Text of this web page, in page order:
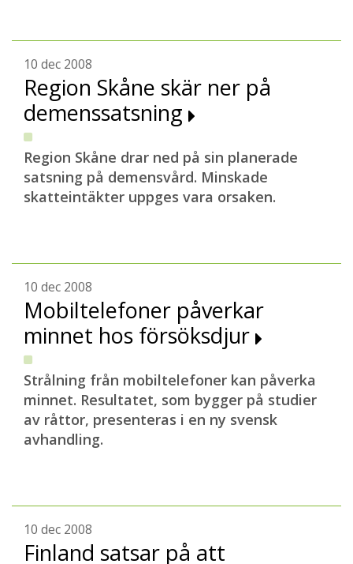
10 dec 2008
Region Skåne skär ner på
demenssatsning
Region Skåne drar ned på sin planerade
satsning på demensvård. Minskade
skatteintäkter uppges vara orsaken.
10 dec 2008
Mobiltelefoner påverkar
minnet hos försöksdjur
Strålning från mobiltelefoner kan påverka
minnet. Resultatet, som bygger på studier
av råttor, presenteras i en ny svensk
avhandling.
10 dec 2008
Finland satsar på att